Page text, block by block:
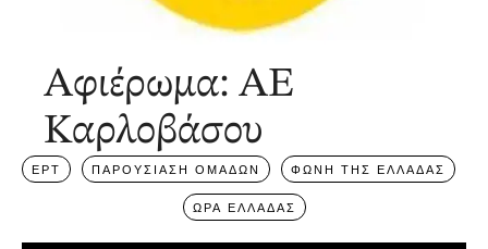
Αφιέρωμα: ΑΕ
Καρλοβάσου
ΕΡΤ ΠΑΡΟΥΣΙΑΣΗ ΟΜΑΔΩΝ ΦΩΝΗ ΤΗΣ ΕΛΛΑΔΑΣ
ΩΡΑ ΕΛΛΑΔΑΣ